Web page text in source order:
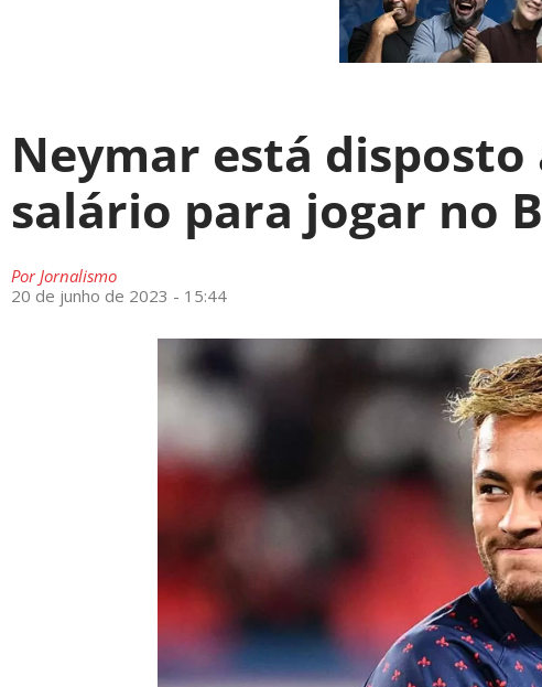
Neymar está disposto
salário para jogar no
PorJornalismo
20 de junho de 2023 - 15:44